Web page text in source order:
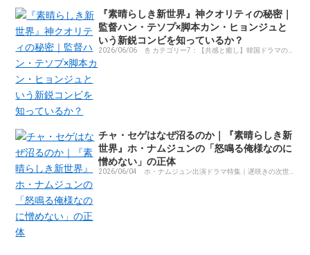
『素晴らしき新世界』神クオリティの秘密｜
監督ハン・テソプ×脚本カン・ヒョンジュと
いう新鋭コンビを知っているか？
2026/06/06
📓 カテゴリー7：【共感と癒し】韓国ドラマの
チャ・セゲはなぜ沼るのか｜『素晴らしき新
世界』ホ・ナムジュンの「怒鳴る俺様なのに
憎めない」の正体
2026/06/04
ホ・ナムジュン出演ドラマ特集｜遅咲きの次世